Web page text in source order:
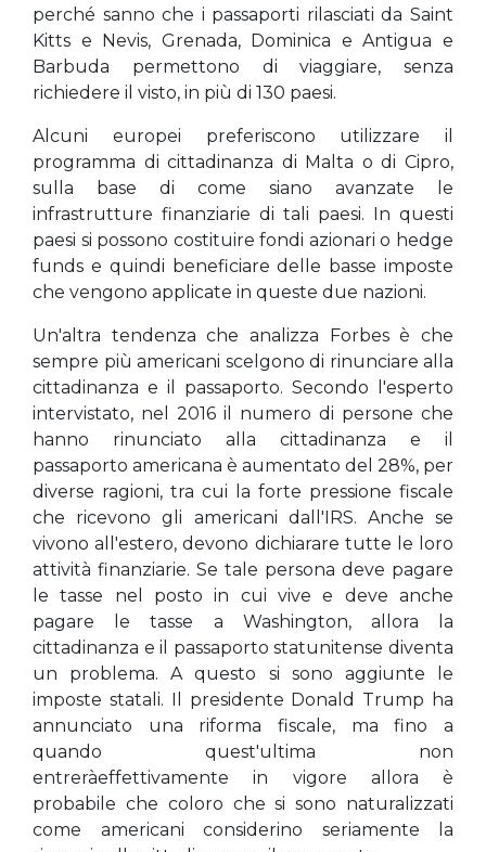
perché sanno che i passaporti rilasciati da Saint
Kitts e Nevis, Grenada, Dominica e Antigua e
Barbuda permettono di viaggiare, senza
richiedere il visto, in più di 130 paesi.
Alcuni europei preferiscono utilizzare il
programma di cittadinanza di Malta o di Cipro,
sulla base di come siano avanzate le
infrastrutture finanziarie di tali paesi. In questi
paesi si possono costituire fondi azionari o hedge
funds e quindi beneficiare delle basse imposte
che vengono applicate in queste due nazioni.
Un'altra tendenza che analizza Forbes è che
sempre più americani scelgono di rinunciare alla
cittadinanza e il passaporto. Secondo l'esperto
intervistato, nel 2016 il numero di persone che
hanno rinunciato alla cittadinanza e il
passaporto americana è aumentato del 28%, per
diverse ragioni, tra cui la forte pressione fiscale
che ricevono gli americani dall'IRS. Anche se
vivono all'estero, devono dichiarare tutte le loro
attività finanziarie. Se tale persona deve pagare
le tasse nel posto in cui vive e deve anche
pagare le tasse a Washington, allora la
cittadinanza e il passaporto statunitense diventa
un problema. A questo si sono aggiunte le
imposte statali. Il presidente Donald Trump ha
annunciato una riforma fiscale, ma fino a
quando quest'ultima non
entreràeffettivamente in vigore allora è
probabile che coloro che si sono naturalizzati
come americani considerino seriamente la